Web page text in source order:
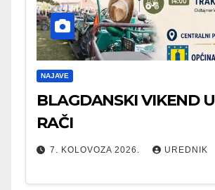
NAJAVE
BLAGDANSKI VIKEND
RAČI
7. KOLOVOZA 2026. UREDNIK